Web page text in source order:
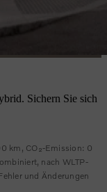
Sichern Sie sich
km, CO₂-Emission: 0
nach WLTP-
und Änderungen